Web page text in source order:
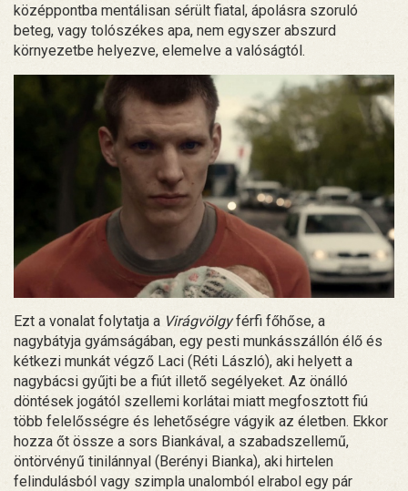
középpontba mentálisan sérült fiatal, ápolásra szoruló
beteg, vagy tolószékes apa, nem egyszer abszurd
környezetbe helyezve, elemelve a valóságtól.
Ezt a vonalat folytatja a Virágvölgyférfi főhőse, a
nagybátyja gyámságában, egy pesti munkásszállón élő és
kétkezi munkát végző Laci (Réti László), aki helyett a
nagybácsi gyűjti be a fiút illető segélyeket. Az önálló
döntések jogától szellemi korlátai miatt megfosztott fiú
több felelősségre és lehetőségre vágyik az életben. Ekkor
hozza őt össze a sors Biankával, a szabadszellemű,
öntörvényű tinilánnyal (Berényi Bianka), aki hirtelen
felindulásból vagy szimpla unalomból elrabol egy pár